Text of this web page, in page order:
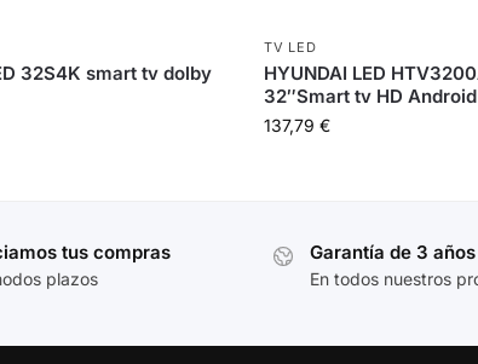
32S4K smart tv dolby
TV LED
HYUNDAI LED
32″Smart tv HD Android
137,79€
tus compras
plazos
Garantía de 3 años
En todos nuestros